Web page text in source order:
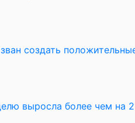
создать
выросла более чем на